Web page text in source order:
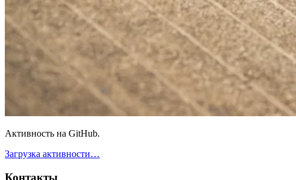
Активность на GitHub.
Загрузка активности…
Контакты